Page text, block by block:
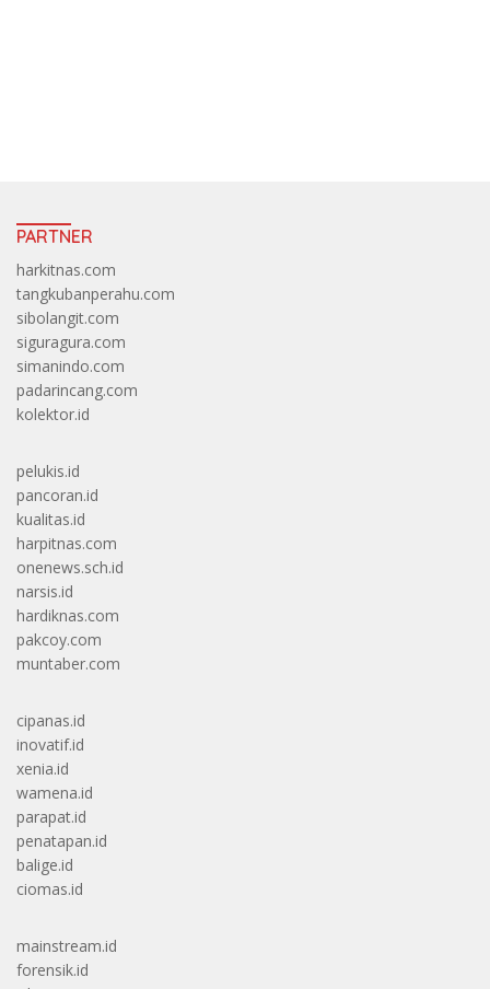
PARTNER
harkitnas.com
tangkubanperahu.com
sibolangit.com
siguragura.com
simanindo.com
padarincang.com
kolektor.id
pelukis.id
pancoran.id
kualitas.id
harpitnas.com
onenews.sch.id
narsis.id
hardiknas.com
pakcoy.com
muntaber.com
cipanas.id
inovatif.id
xenia.id
wamena.id
parapat.id
penatapan.id
balige.id
ciomas.id
mainstream.id
forensik.id